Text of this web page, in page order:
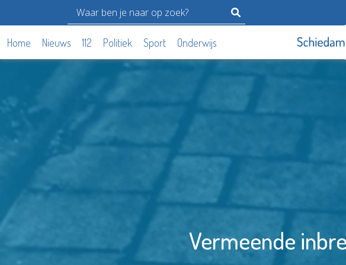
Home Nieuws 112 Politiek Sport Onderwijs
Vermeende